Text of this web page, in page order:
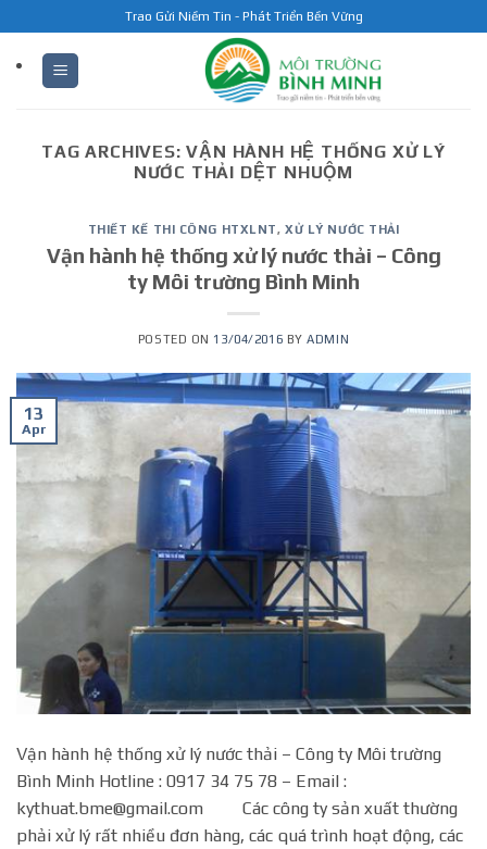
to
content
Trao Gửi Niềm Tin - Phát Triển Bền Vững
TAG ARCHIVES:VẬN HÀNH HỆ THỐNG XỬ LÝ
NƯỚC THẢI DỆT NHUỘM
THIẾT KẾ THI CÔNG HTXLNT,XỬ LÝ NƯỚC THẢI
Vận hành hệ thống xử lý nước thải – Công
ty Môi trường Bình Minh
POSTED ON 13/04/2016 BYADMIN
13
Apr
Vận hành hệ thống xử lý nước thải – Công ty Môi trường
Bình Minh Hotline : 0917 34 75 78 – Email :
kythuat.bme@gmail.com Các công ty sản xuất thường
phải xử lý rất nhiều đơn hàng, các quá trình hoạt động, các